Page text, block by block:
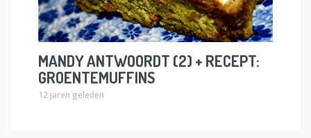
MANDY ANTWOORDT (2) + RECEPT:
GROENTEMUFFINS
12 jaren geleden